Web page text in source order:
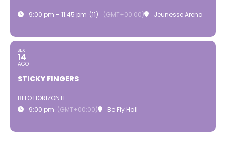
9:00 pm - 11:45 pm (11) (GMT+00:00) Jeunesse Arena
SEX
14
AGO
STICKY FINGERS
BELO HORIZONTE
9:00 pm (GMT+00:00) Be Fly Hall